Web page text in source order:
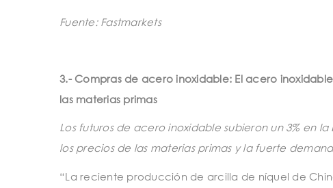
Fuente: Fastmarkets
3.- Compras de acero inoxidable: El acero
las materias primas
Los futuros de acero inoxidable subieron un 3% en
los precios de las materias primas y la fuerte
“La reciente producción de arcilla de níquel de